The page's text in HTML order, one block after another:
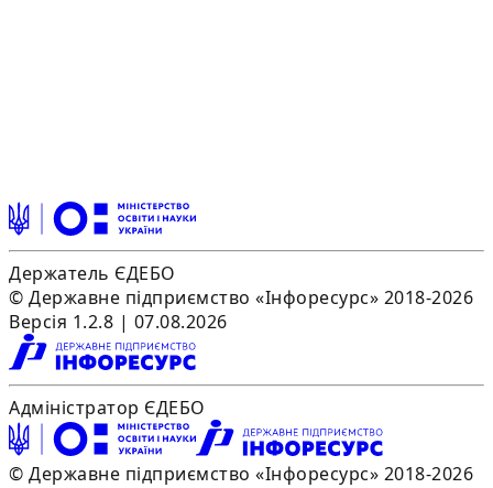
Держатель ЄДЕБО
© Державне підприємство «Інфоресурс» 2018-2026
Версія 1.2.8 | 07.08.2026
Адміністратор ЄДЕБО
© Державне підприємство «Інфоресурс» 2018-2026